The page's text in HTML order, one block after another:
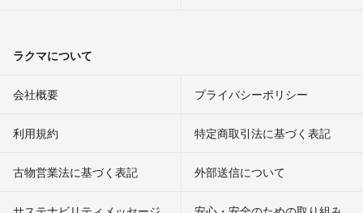
ラクマについて
会社概要 プライバシーポリシー
利用規約 特定商取引法に基づく表記
古物営業法に基づく表記 外部送信について